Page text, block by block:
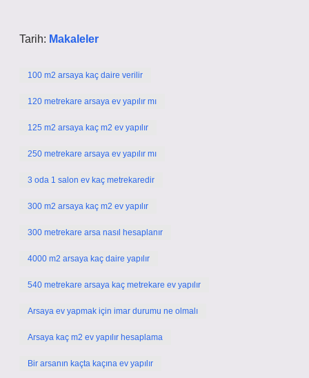
Tarih: Makaleler
100 m2 arsaya kaç daire verilir
120 metrekare arsaya ev yapılır mı
125 m2 arsaya kaç m2 ev yapılır
250 metrekare arsaya ev yapılır mı
3 oda 1 salon ev kaç metrekaredir
300 m2 arsaya kaç m2 ev yapılır
300 metrekare arsa nasıl hesaplanır
4000 m2 arsaya kaç daire yapılır
540 metrekare arsaya kaç metrekare ev yapılır
Arsaya ev yapmak için imar durumu ne olmalı
Arsaya kaç m2 ev yapılır hesaplama
Bir arsanın kaçta kaçına ev yapılır